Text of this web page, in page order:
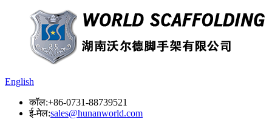
English
कॉल:+86-0731-88739521
ई-मेल:sales@hunanworld.com